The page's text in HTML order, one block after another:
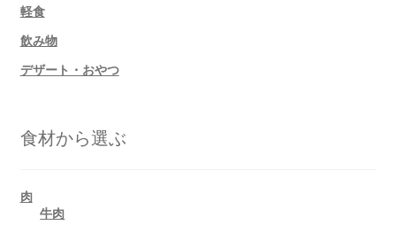
軽食
飲み物
デザート・おやつ
食材から選ぶ
肉
牛肉